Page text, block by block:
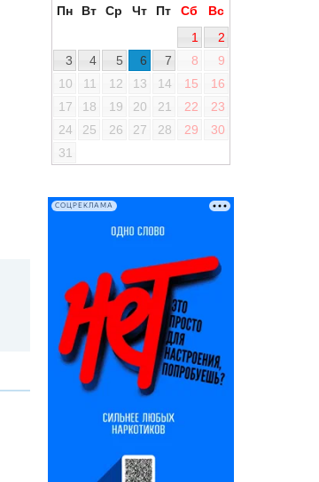
Пн Вт Ср Чт Пт Сб
Вс
1
2
3
4 5 6 7 8
9
10
11 12 13 14 15
16
17
18 19 20 21 22
23
24
25 26 27 28 29
30
31
СОЦРЕКЛАМА